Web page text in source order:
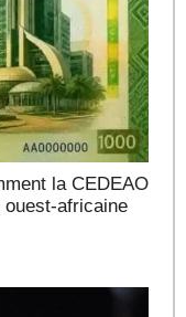
la CEDEAO
ouest-africaine